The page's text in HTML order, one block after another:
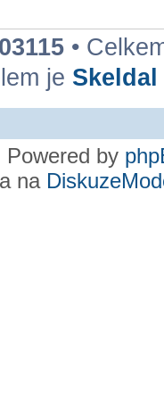
•
je Skeldal
Powered by
na